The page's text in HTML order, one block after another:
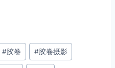
#胶卷 #胶卷摄影